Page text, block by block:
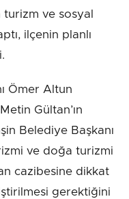
turizm ve sosyal
ilçenin planlı
Ömer Altun
Gültan’ın
Belediye Başkanı
ve doğa turizmi
cazibesine dikkat
gerektiğini